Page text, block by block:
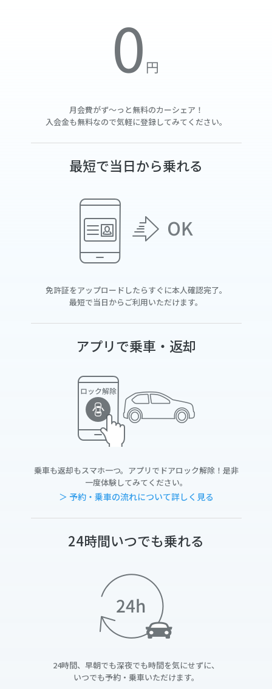
月会費がず～っと無料のカーシェア！
入会金も無料なので気軽に登録してみてください。
最短で当日から乗れる
免許証をアップロードしたらすぐに本人確認完了。
最短で当日からご利用いただけます。
アプリで乗車・返却
乗車も返却もスマホ一つ。アプリでドアロック解除！是非
一度体験してみてください。
＞ 予約・乗車の流れについて詳しく見る
24時間いつでも乗れる
24時間、早朝でも深夜でも時間を気にせずに、
いつでも予約・乗車いただけます。